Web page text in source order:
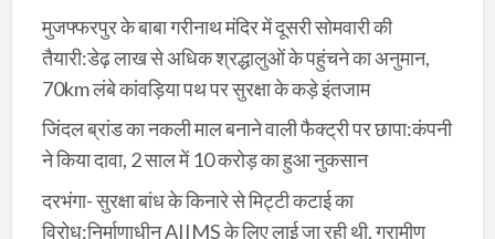
मुजफ्फरपुर के बाबा गरीनाथ मंदिर में दूसरी सोमवारी की
तैयारी:डेढ़ लाख से अधिक श्रद्धालुओं के पहुंचने का अनुमान,
70km लंबे कांवड़िया पथ पर सुरक्षा के कड़े इंतजाम
जिंदल ब्रांड का नकली माल बनाने वाली फैक्ट्री पर छापा:कंपनी
ने किया दावा, 2 साल में 10 करोड़ का हुआ नुकसान
दरभंगा- सुरक्षा बांध के किनारे से मिट्टी कटाई का
विरोध:निर्माणाधीन AIIMS के लिए लाई जा रही थी, ग्रामीण